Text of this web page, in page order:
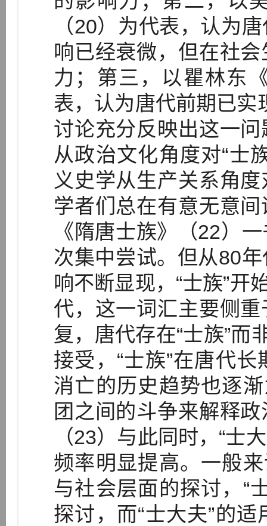
（20）为代表，认为
响已经衰微，但在社
力；第三，以瞿林东
表，认为唐代前期已实
讨论充分反映出这一
从政治文化角度对“士
义史学从生产关系角
学者们总在有意无意
《隋唐士族》（22）
次集中尝试。但从80
响不断显现，“士族”开
代，这一词汇主要侧
复，唐代存在“士族”而
接受，“士族”在唐代
消亡的历史趋势也逐
团之间的斗争来解释
（23）与此同时，“士
频率明显提高。一般
与社会层面的探讨，“
探讨，而“士大夫”的